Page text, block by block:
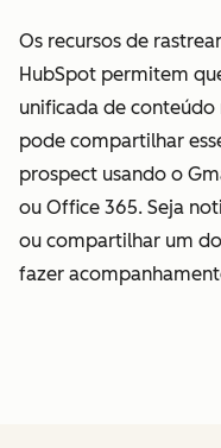
Os recursos de
HubSpot permitem
unificada de conteúdo
pode compartilhar
prospect usando o
ou Office 365. Seja
ou compartilhar um
fazer